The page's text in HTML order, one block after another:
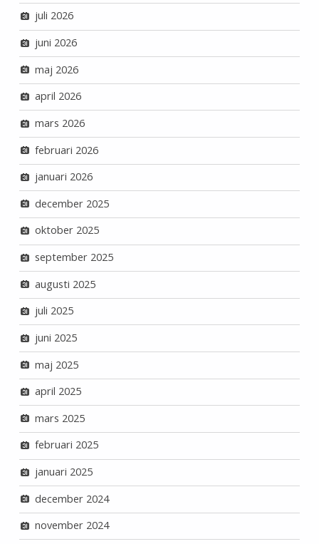
juli 2026
juni 2026
maj 2026
april 2026
mars 2026
februari 2026
januari 2026
december 2025
oktober 2025
september 2025
augusti 2025
juli 2025
juni 2025
maj 2025
april 2025
mars 2025
februari 2025
januari 2025
december 2024
november 2024